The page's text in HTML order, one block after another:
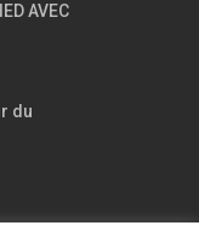
AVEC
du